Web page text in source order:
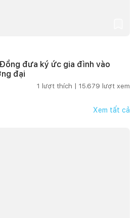
đưa ký ức gia đình vào
đại
1 lượt thích | 15.679 lượt xem
Xem tất cả